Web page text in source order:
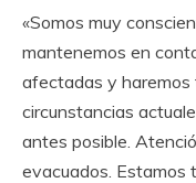
«Somos muy
mantenemos en
afectadas y haremos
circunstancias
antes posible.
evacuados. Estamos